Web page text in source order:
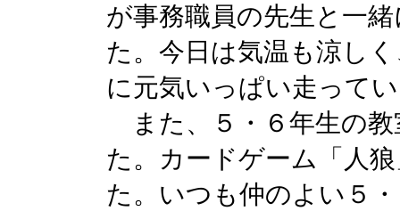
が事務職員の先生と一
た。今日は気温も涼し
に元気いっぱい走って
また、５・６年生の
た。カードゲーム「人
た。いつも仲のよい５